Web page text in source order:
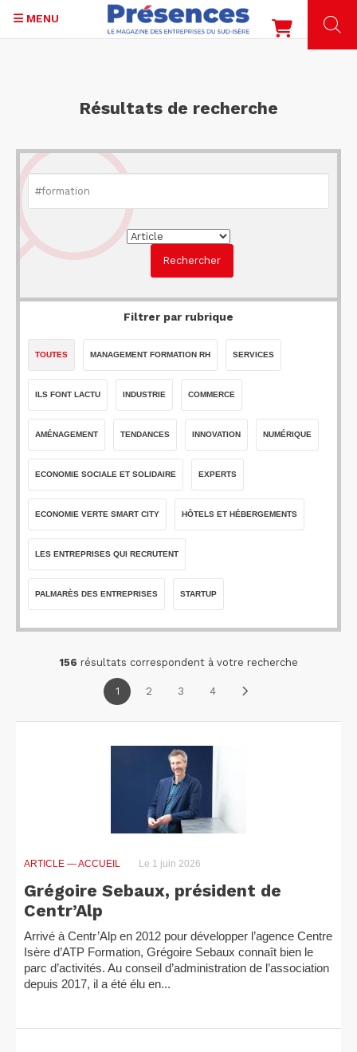
MENU
Résultats de recherche
Filtrer par rubrique
TOUTES MANAGEMENT FORMATION RH SERVICES
ILS FONT LACTU INDUSTRIE COMMERCE
AMÉNAGEMENT TENDANCES INNOVATION NUMÉRIQUE
ECONOMIE SOCIALE ET SOLIDAIRE EXPERTS
ECONOMIE VERTE SMART CITY HÔTELS ET HÉBERGEMENTS
LES ENTREPRISES QUI RECRUTENT
PALMARÈS DES ENTREPRISES STARTUP
156 résultats correspondent à votre recherche
1 2 3 4
ARTICLE — ACCUEIL Le 1 juin 2026
Grégoire Sebaux, président de
Centr’Alp
Arrivé à Centr’Alp en 2012 pour développer l’agence Centre
Isère d’ATP Formation, Grégoire Sebaux connaît bien le
parc d’activités. Au conseil d’administration de l’association
depuis 2017, il a été élu en...